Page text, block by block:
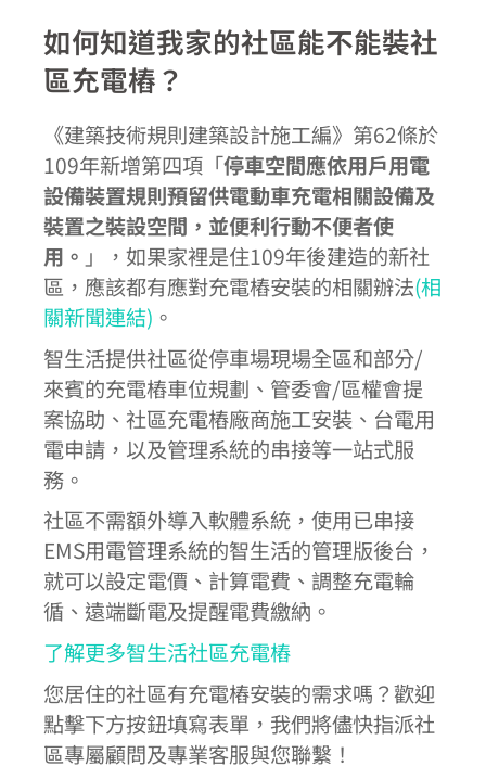
如何知道我家的社區能不能裝社
區充電樁？
《建築技術規則建築設計施工編》第62條於
109年新增第四項「停車空間應依用戶用電
設備裝置規則預留供電動車充電相關設備及
裝置之裝設空間，並便利行動不便者使
用。 」，如果家裡是住109年後建造的新社
區，應該都有應對充電樁安裝的相關辦法(相
關新聞連結) 。
智生活提供社區從停車場現場全區和部分/
來賓的充電樁車位規劃、管委會/區權會提
案協助、社區充電樁廠商施工安裝、台電用
電申請，以及管理系統的串接等一站式服
務。
社區不需額外導入軟體系統，使用已串接
EMS用電管理系統的智生活的管理版後台，
就可以設定電價、計算電費、調整充電輪
循、遠端斷電及提醒電費繳納。
了解更多智生活社區充電樁
您居住的社區有充電樁安裝的需求嗎？歡迎
點擊下方按鈕填寫表單，我們將儘快指派社
區專屬顧問及專業客服與您聯繫！